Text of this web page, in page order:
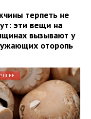
терпеть не
эти вещи на
вызывают у
оторопь